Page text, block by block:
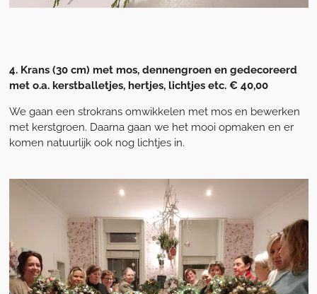
4. Krans (30 cm) met mos, dennengroen en gedecoreerd
met o.a. kerstballetjes, hertjes, lichtjes etc. € 40,00
We gaan een strokrans omwikkelen met mos en bewerken
met kerstgroen. Daarna gaan we het mooi opmaken en er
komen natuurlijk ook nog lichtjes in.